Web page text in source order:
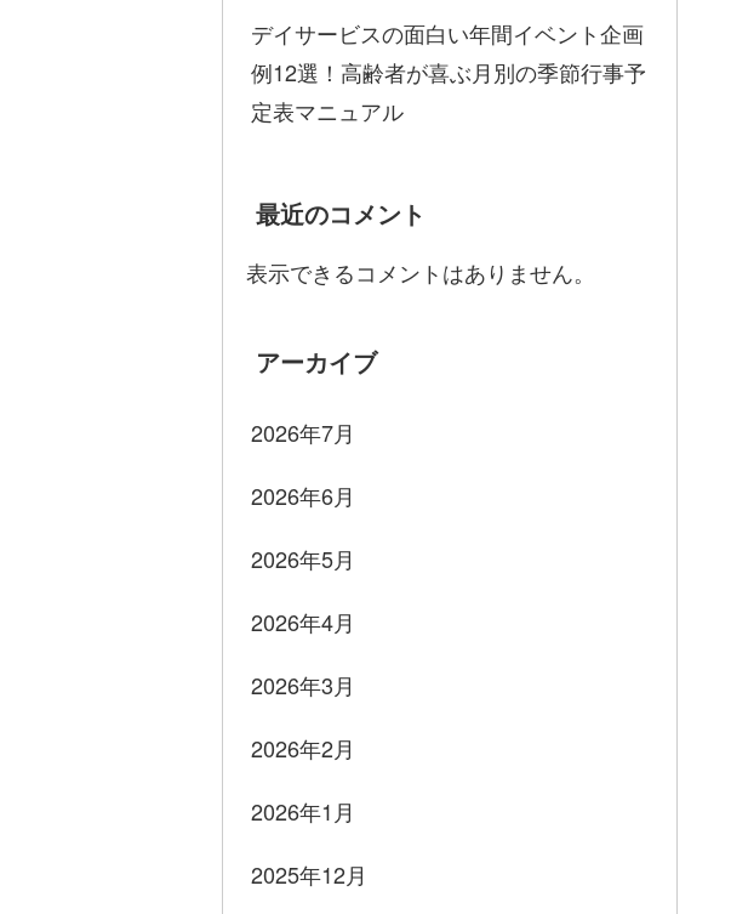
デイサービスの面白い年間イベント企画
例12選！高齢者が喜ぶ月別の季節行事予
定表マニュアル
最近のコメント
表示できるコメントはありません。
アーカイブ
2026年7月
2026年6月
2026年5月
2026年4月
2026年3月
2026年2月
2026年1月
2025年12月